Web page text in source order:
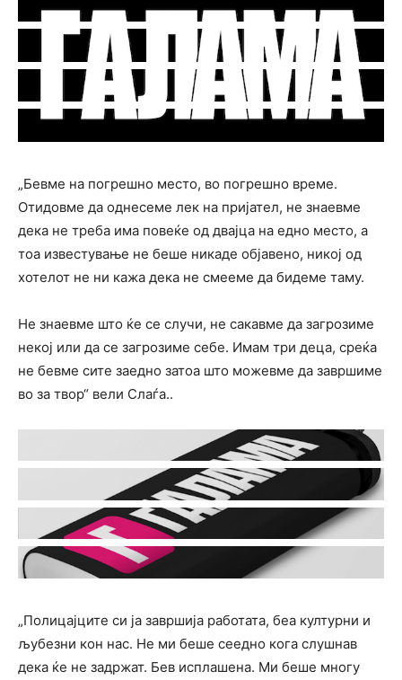
„Бевме на погрешно место, во погрешно време.
Отидовме да однесеме лек на пријател, не знаевме
дека не треба има повеќе од двајца на едно место, а
тоа известување не беше никаде објавено, никој од
хотелот не ни кажа дека не смееме да бидеме таму.
Не знаевме што ќе се случи, не сакавме да загрозиме
некој или да се загрозиме себе. Имам три деца, среќа
не бевме сите заедно затоа што можевме да завршиме
во за твор“ вели Слаѓа..
„Полицајците си ја завршија работата, беа културни и
љубезни кон нас. Не ми беше сеедно кога слушнав
дека ќе не задржат. Бев исплашена. Ми беше многу